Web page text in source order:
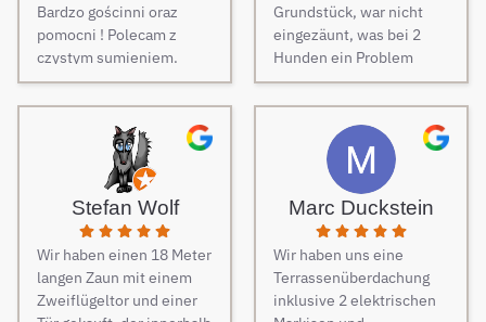
Bardzo gościnni oraz
pomocni ! Polecam z
czystym sumieniem.
Grundstück, war nicht
eingezäunt, was bei 2
Hunden ein Problem
darstellt. Daher musste
dringend und schnell ein
Zaun her. Auf Empfehlung
von Freunden haben wir
unseren Zaun bei Berg
Zäune beauftragt und es
keine Sekunde bereut.
Dieser Tipp war wirklich
Gold wert! Von Angebot
bis zur Fertigstellung des
Zauns, verlief alles
Stefan Wolf
Wir haben einen 18 Meter
langen Zaun mit einem
Zweiflügeltor und einer
Marc Duckstein
Wir haben uns eine
Terrassenüberdachung
inklusive 2 elektrischen